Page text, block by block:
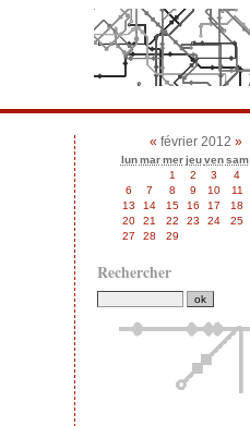
« février 2012 »
lun mar mer jeu ven sam
1
2 3 4
6
7 8 9 10 11
13
14 15 16 17 18
20
21 22 23 24 25
27
28 29
Rechercher